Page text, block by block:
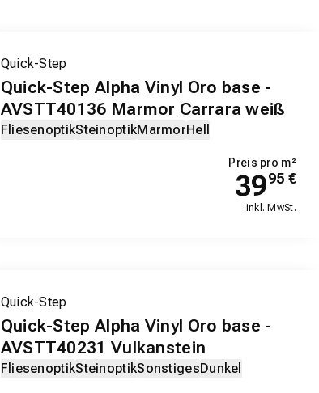
Quick-Step
Quick-Step Alpha Vinyl Oro base -
AVSTT40136 Marmor Carrara weiß
FliesenoptikSteinoptikMarmorHell
Preis pro m²
3995 €
inkl. MwSt.
Quick-Step
Quick-Step Alpha Vinyl Oro base -
AVSTT40231 Vulkanstein
FliesenoptikSteinoptikSonstigesDunkel